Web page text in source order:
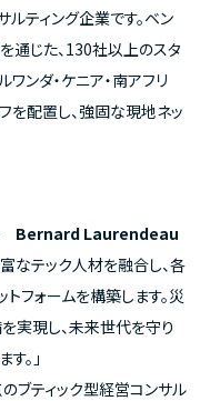
ティング企業です。ベン
通じた、130社以上のスタ
ンダ・ケニア・南アフリ
を配置し、強固な現地ネッ
Bernard Laurendeau
なテック人材を融合し、各
フォームを構築します。災
実現し、未来世代を守り
。」
ブティック型経営コンサル